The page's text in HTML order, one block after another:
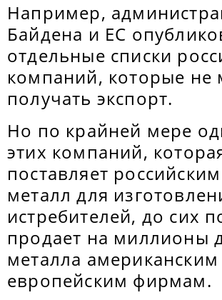
Например,
Байдена и ЕС
отдельные списки
компаний, которые не
получать экспорт.
Но по крайней мере
этих компаний,
поставляет
металл для
истребителей, до сих
продает на миллионы
металла американским
европейским фирмам.